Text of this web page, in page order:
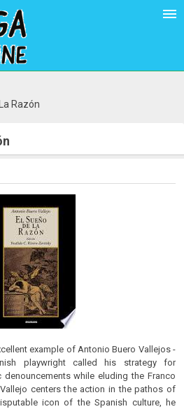
Razón
example of Antonio Buero Vallejos -
playwright called his strategy for
while eluding the Franco
centers the action in the pathos of
icon of the Spanish culture, he